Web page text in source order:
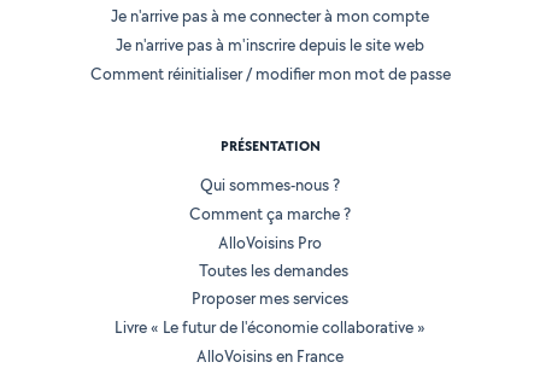
Je n'arrive pas à me connecter à mon compte
Je n'arrive pas à m'inscrire depuis le site web
Comment réinitialiser / modifier mon mot de passe
PRÉSENTATION
Qui sommes-nous ?
Comment ça marche ?
AlloVoisins Pro
Toutes les demandes
Proposer mes services
Livre « Le futur de l'économie collaborative »
AlloVoisins en France